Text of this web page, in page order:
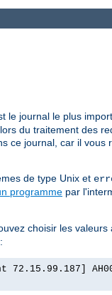
le journal le plus
du traitement des
ce journal, car il vous
de type Unix et
programme par
choisir les